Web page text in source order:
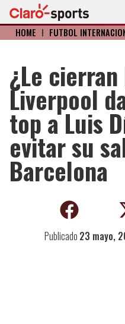
HOME I FÚTBOL
¿Le
Liverpool
top a Luis
evitar su
Barcelona
Publicado 23 mayo,